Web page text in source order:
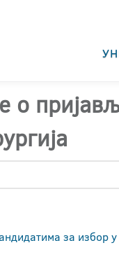
о
за избор